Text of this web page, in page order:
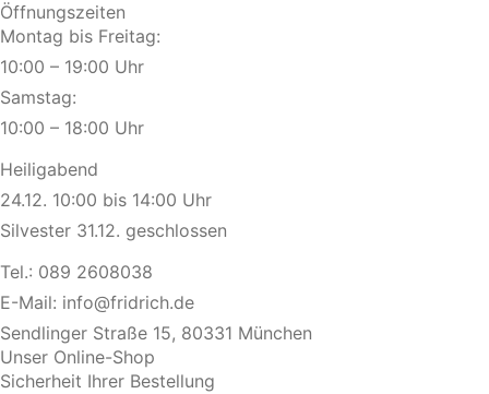
Öffnungszeiten
Montag bis Freitag:
10:00 – 19:00 Uhr
Samstag:
10:00 – 18:00 Uhr
Heiligabend
24.12. 10:00 bis 14:00 Uhr
Silvester 31.12. geschlossen
Tel.: 089 2608038
E-Mail: info@fridrich.de
Sendlinger Straße 15, 80331 München
Unser Online-Shop
Sicherheit Ihrer Bestellung